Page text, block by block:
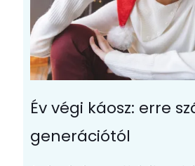
Év végi káosz: erre
generációtól